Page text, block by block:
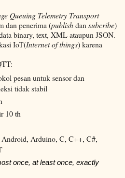
Queuing Telemetry Transport
dan penerima (publishdan subcribe)
binary, text, XML ataupun JSON.
IoT(Internet of things) karena
pesan untuk sensor dan
tidak stabil
10 th
Arduino, C, C++, C#,
once, at least once, exactly